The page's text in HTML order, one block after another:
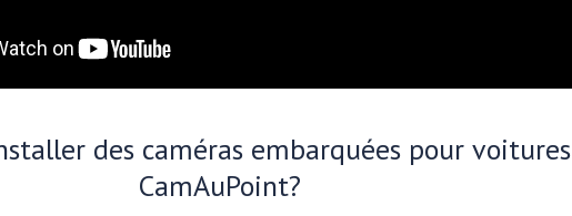
des caméras embarquées pour voitures
CamAuPoint?